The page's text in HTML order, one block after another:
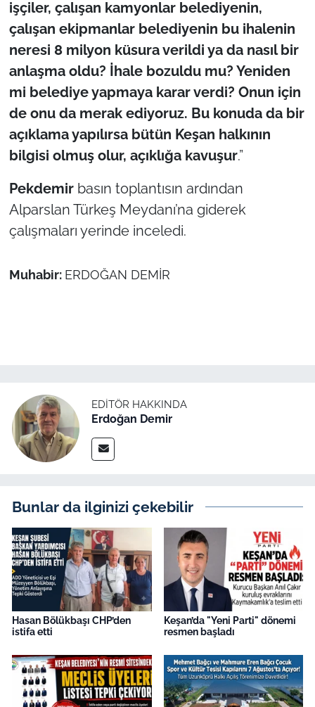
işçiler, çalışan kamyonlar belediyenin,
çalışan ekipmanlar belediyenin bu ihalenin
neresi 8 milyon küsura verildi ya da nasıl bir
anlaşma oldu? İhale bozuldu mu? Yeniden
mi belediye yapmaya karar verdi? Onun için
de onu da merak ediyoruz. Bu konuda da bir
açıklama yapılırsa bütün Keşan halkının
bilgisi olmuş olur, açıklığa kavuşur.”
Pekdemir basın toplantısın ardından
Alparslan Türkeş Meydanı’na giderek
çalışmaları yerinde inceledi.
Muhabir: ERDOĞAN DEMİR
EDITÖR HAKKINDA
Erdoğan Demir
Bunlar da ilginizi çekebilir
Hasan Bölükbaşı CHP’den
istifa etti
Keşan’da "Yeni Parti" dönemi
resmen başladı